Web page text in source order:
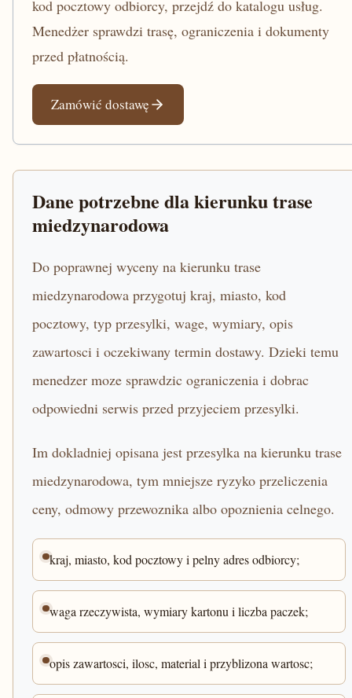
kod pocztowy odbiorcy, przejdź do katalogu usług.
Menedżer sprawdzi trasę, ograniczenia i dokumenty
przed płatnością.
Zamówić dostawę
Dane potrzebne dla kierunku trase
miedzynarodowa
Do poprawnej wyceny na kierunku trase
miedzynarodowa przygotuj kraj, miasto, kod
pocztowy, typ przesylki, wage, wymiary, opis
zawartosci i oczekiwany termin dostawy. Dzieki temu
menedzer moze sprawdzic ograniczenia i dobrac
odpowiedni serwis przed przyjeciem przesylki.
Im dokladniej opisana jest przesylka na kierunku trase
miedzynarodowa, tym mniejsze ryzyko przeliczenia
ceny, odmowy przewoznika albo opoznienia celnego.
kraj, miasto, kod pocztowy i pelny adres odbiorcy;
waga rzeczywista, wymiary kartonu i liczba paczek;
opis zawartosci, ilosc, material i przyblizona wartosc;